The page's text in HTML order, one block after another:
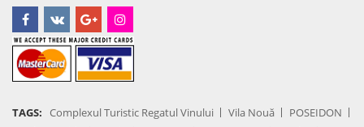
TAGS: Complexul Turistic Regatul Vinului Vila Nouă
POSEIDON